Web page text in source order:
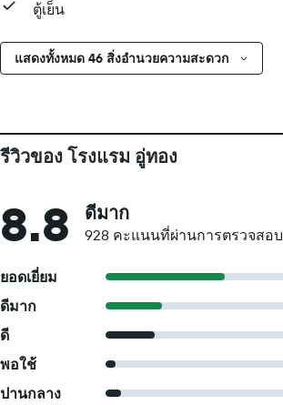
ตู้เย็น
แสดงทั้งหมด 46 สิ่งอำนวยความสะดวก
รีวิวของ โรงแรม อู่ทอง
8.8 ดีมาก
928 คะแนนที่ผ่านการตรวจสอบ
ยอดเยี่ยม
ดีมาก
ดี
พอใช้
ปานกลาง